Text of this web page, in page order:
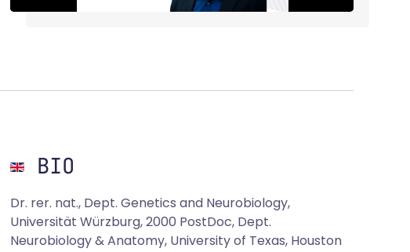
BIO
Dr. rer. nat., Dept. Genetics and Neurobiology,
Universität Würzburg, 2000 PostDoc, Dept.
Neurobiology & Anatomy, University of Texas, Houston